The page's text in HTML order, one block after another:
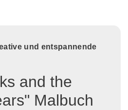
und entspannende
and the
Malbuch